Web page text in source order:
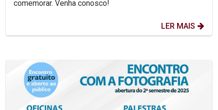
comemorar. Venha conosco!
LER MAIS